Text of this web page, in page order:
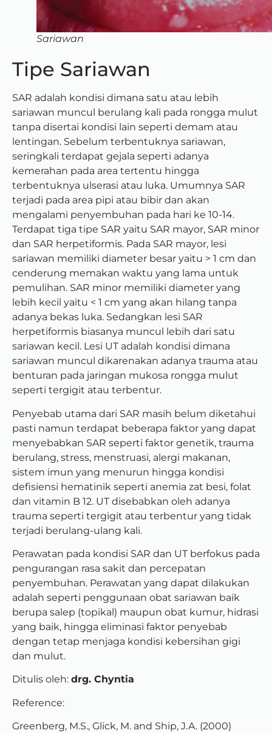
Sariawan
Tipe Sariawan
SAR adalah kondisi dimana satu atau lebih
sariawan muncul berulang kali pada rongga mulut
tanpa disertai kondisi lain seperti demam atau
lentingan. Sebelum terbentuknya sariawan,
seringkali terdapat gejala seperti adanya
kemerahan pada area tertentu hingga
terbentuknya ulserasi atau luka. Umumnya SAR
terjadi pada area pipi atau bibir dan akan
mengalami penyembuhan pada hari ke 10-14.
Terdapat tiga tipe SAR yaitu SAR mayor, SAR minor
dan SAR herpetiformis. Pada SAR mayor, lesi
sariawan memiliki diameter besar yaitu > 1 cm dan
cenderung memakan waktu yang lama untuk
pemulihan. SAR minor memiliki diameter yang
lebih kecil yaitu < 1 cm yang akan hilang tanpa
adanya bekas luka. Sedangkan lesi SAR
herpetiformis biasanya muncul lebih dari satu
sariawan kecil. Lesi UT adalah kondisi dimana
sariawan muncul dikarenakan adanya trauma atau
benturan pada jaringan mukosa rongga mulut
seperti tergigit atau terbentur.
Penyebab utama dari SAR masih belum diketahui
pasti namun terdapat beberapa faktor yang dapat
menyebabkan SAR seperti faktor genetik, trauma
berulang, stress, menstruasi, alergi makanan,
sistem imun yang menurun hingga kondisi
defisiensi hematinik seperti anemia zat besi, folat
dan vitamin B 12. UT disebabkan oleh adanya
trauma seperti tergigit atau terbentur yang tidak
terjadi berulang-ulang kali.
Perawatan pada kondisi SAR dan UT berfokus pada
pengurangan rasa sakit dan percepatan
penyembuhan. Perawatan yang dapat dilakukan
adalah seperti penggunaan obat sariawan baik
berupa salep (topikal) maupun obat kumur, hidrasi
yang baik, hingga eliminasi faktor penyebab
dengan tetap menjaga kondisi kebersihan gigi
dan mulut.
Ditulis oleh: drg. Chyntia
Reference:
Greenberg, M.S., Glick, M. and Ship, J.A. (2000)